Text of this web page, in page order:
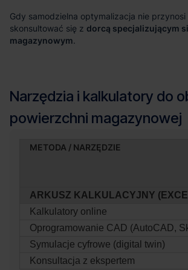
dorcą specjalizującym
magazynowym
METODA / NARZĘDZIE
ARKUSZ KALKULACYJNY
Kalkulatory online
Oprogramowanie CAD (AutoCAD,
Symulacje cyfrowe (digital twin)
Konsultacja z ekspertem